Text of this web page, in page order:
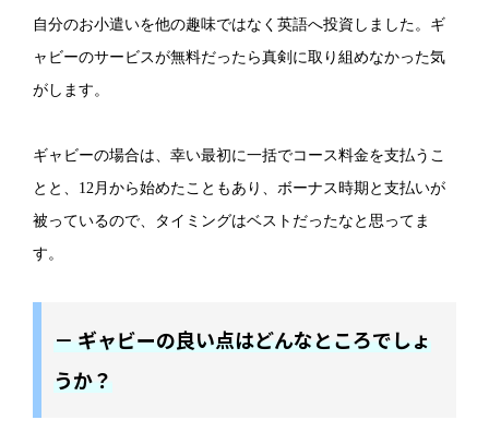
自分のお小遣いを他の趣味ではなく英語へ投資しました。ギ
ャビーのサービスが無料だったら真剣に取り組めなかった気
がします。
ギャビーの場合は、幸い最初に一括でコース料金を支払うこ
とと、12月から始めたこともあり、ボーナス時期と支払いが
被っているので、タイミングはベストだったなと思ってま
す。
－ ギャビーの良い点はどんなところでしょ
うか？